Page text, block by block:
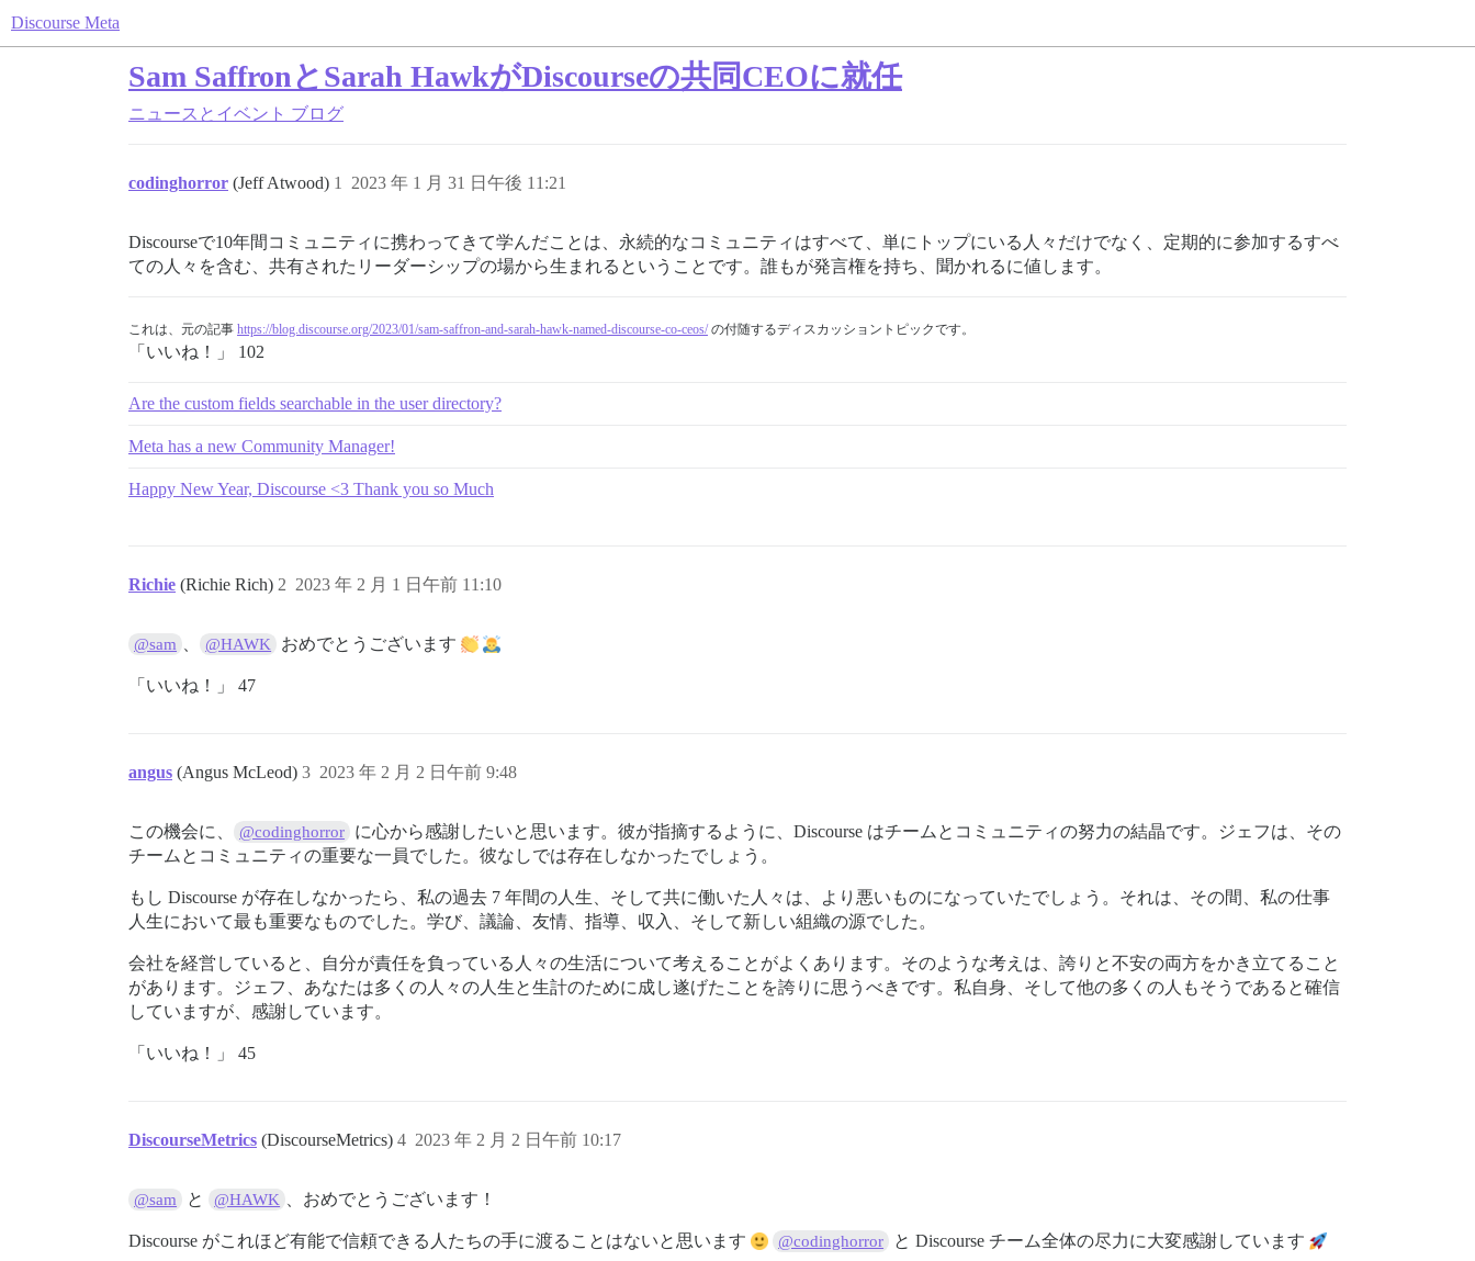
Discourse Meta
Sam SaffronとSarah HawkがDiscourseの共同CEOに就任
ニュースとイベント ブログ
codinghorror (Jeff Atwood) 2023 年 1 月 31 日午後 11:21
1
Discourseで10年間コミュニティに携わってきて学んだことは、永続的なコミュニティはすべて、単にトップにいる人々だけでなく、定期的に参加するすべ
ての人々を含む、共有されたリーダーシップの場から生まれるということです。誰もが発言権を持ち、聞かれるに値します。
これは、元の記事 https://blog.discourse.org/2023/01/sam-saffron-and-sarah-hawk-named-discourse-co-ceos/の付随するディスカッショントピックです。
「いいね！」 102
Are the custom fields searchable in the user directory?
Meta has a new Community Manager!
Happy New Year, Discourse <3 Thank you so Much
Richie (Richie Rich) 2023 年 2 月 1 日午前 11:10
2
@sam @HAWK おめでとうございます
「いいね！」 47
angus (Angus McLeod) 2023 年 2 月 2 日午前 9:48
3
この機会に、 @codinghorror
に心から感謝したいと思います。彼が指摘するように、Discourse はチームとコミュニティの努力の結晶です。ジェフは、その
チームとコミュニティの重要な一員でした。彼なしでは存在しなかったでしょう。
もし Discourse が存在しなかったら、私の過去 7 年間の人生、そして共に働いた人々は、より悪いものになっていたでしょう。それは、その間、私の仕事
人生において最も重要なものでした。学び、議論、友情、指導、収入、そして新しい組織の源でした。
会社を経営していると、自分が責任を負っている人々の生活について考えることがよくあります。そのような考えは、誇りと不安の両方をかき立てること
があります。ジェフ、あなたは多くの人々の人生と生計のために成し遂げたことを誇りに思うべきです。私自身、そして他の多くの人もそうであると確信
していますが、感謝しています。
「いいね！」 45
DiscourseMetrics (DiscourseMetrics) 2023 年 2 月 2 日午前 10:17
4
@sam と @HAWK 、おめでとうございます！
Discourse がこれほど有能で信頼できる人たちの手に渡ることはないと思います @codinghorror と Discourse チーム全体の尽力に大変感謝しています